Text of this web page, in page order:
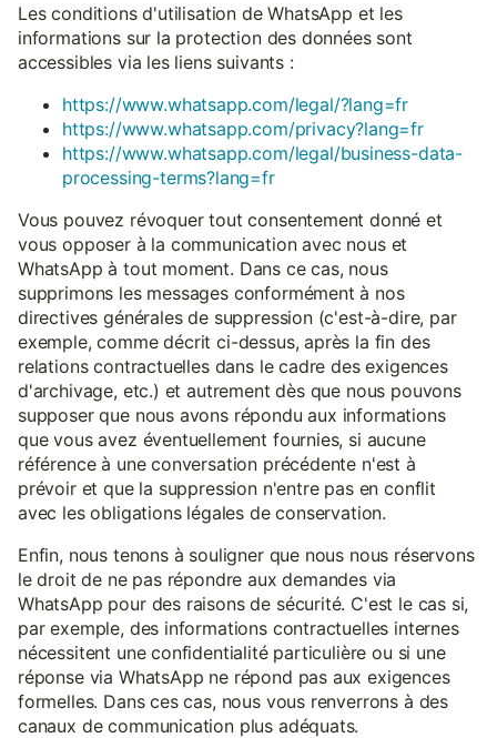
Les conditions d'utilisation de WhatsApp et les
informations sur la protection des données sont
accessibles via les liens suivants :
https://www.whatsapp.com/legal/?lang=fr
https://www.whatsapp.com/privacy?lang=fr
https://www.whatsapp.com/legal/business-data-
processing-terms?lang=fr
Vous pouvez révoquer tout consentement donné et
vous opposer à la communication avec nous et
WhatsApp à tout moment. Dans ce cas, nous
supprimons les messages conformément à nos
directives générales de suppression (c'est-à-dire, par
exemple, comme décrit ci-dessus, après la fin des
relations contractuelles dans le cadre des exigences
d'archivage, etc.) et autrement dès que nous pouvons
supposer que nous avons répondu aux informations
que vous avez éventuellement fournies, si aucune
référence à une conversation précédente n'est à
prévoir et que la suppression n'entre pas en conflit
avec les obligations légales de conservation.
Enfin, nous tenons à souligner que nous nous réservons
le droit de ne pas répondre aux demandes via
WhatsApp pour des raisons de sécurité. C'est le cas si,
par exemple, des informations contractuelles internes
nécessitent une confidentialité particulière ou si une
réponse via WhatsApp ne répond pas aux exigences
formelles. Dans ces cas, nous vous renverrons à des
canaux de communication plus adéquats.